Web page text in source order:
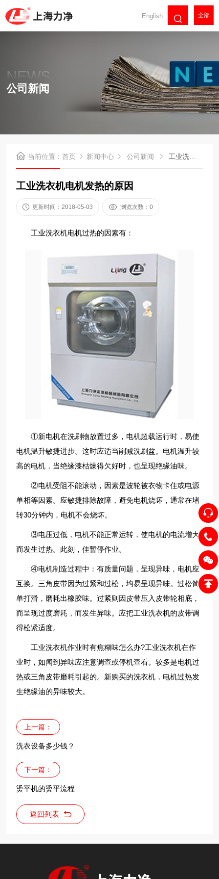
English 全部
NEWS
公司新闻
当前位置：首页 新闻中心 公司新闻 工业洗衣机电机发热的原因
工业洗衣机电机发热的原因
更新时间：2018-05-03 浏览次数：0
工业洗衣机电机过热的因素有：
①新电机在洗刷物放置过多，电机超载运行时，易使
电机温升敏捷进步。这时应适当削减洗刷盆。电机温升较
高的电机，当绝缘漆枯燥得欠好时，也呈现绝缘油味。
②电机受阻不能滚动，因素是波轮被衣物卡住或电源
单相等因素。应敏捷排除故障，避免电机烧坏，通常在堵
转30分钟内，电机不会烧坏。
③电压过低，电机不能正常运转，使电机的电流增大
而发生过热。此刻，佳暂停作业。
④电机制造过程中：有质量问题，呈现异味，电机应
互换。三角皮带因为过紧和过松，均易呈现异味。过松简
单打滑，磨耗出橡胶味。过紧则因皮带压入皮带轮相底，
而呈现过度磨耗，而发生异味。应把工业洗衣机的皮带调
得松紧适度。
工业洗衣机作业时有焦糊味怎么办?工业洗衣机在作
业时，如闻到异味应注意调查或停机查看。较多是电机过
热或三角皮带磨耗引起的。新购买的洗衣机，电机过热发
生绝缘油的异味较大。
上一篇：
洗衣设备多少钱？
下一篇：
烫平机的烫平流程
返回列表